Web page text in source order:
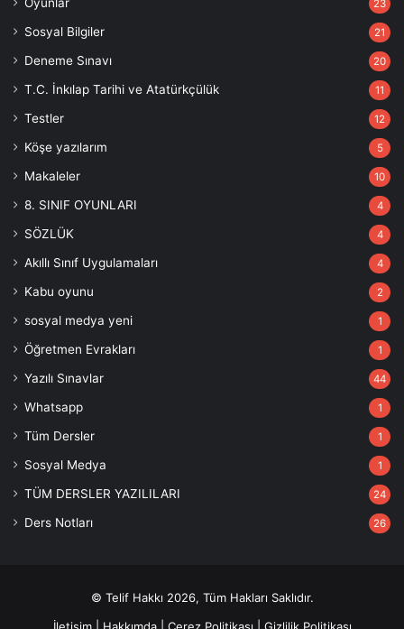
23
Sosyal Bilgiler 21
Deneme Sınavı 20
T.C. İnkılap Tarihi ve Atatürkçülük 11
Testler 12
Köşe yazılarım 5
Makaleler 10
8. SINIF OYUNLARI 4
SÖZLÜK 4
Akıllı Sınıf Uygulamaları 4
Kabu oyunu 2
sosyal medya yeni 1
Öğretmen Evrakları 1
Yazılı Sınavlar 44
Whatsapp 1
Tüm Dersler 1
Sosyal Medya 1
TÜM DERSLER YAZILILARI 24
Ders Notları 26
© Telif Hakkı 2026, Tüm Hakları Saklıdır.